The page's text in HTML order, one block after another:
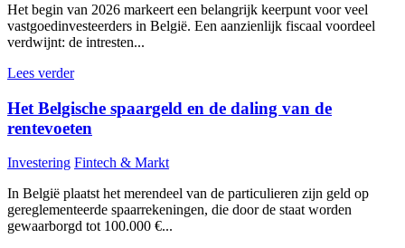
Het begin van 2026 markeert een belangrijk keerpunt voor veel
vastgoedinvesteerders in België. Een aanzienlijk fiscaal voordeel
verdwijnt: de intresten...
Lees verder
Het Belgische spaargeld en de daling van de
rentevoeten
Investering Fintech & Markt
In België plaatst het merendeel van de particulieren zijn geld op
gereglementeerde spaarrekeningen, die door de staat worden
gewaarborgd tot 100.000 €...